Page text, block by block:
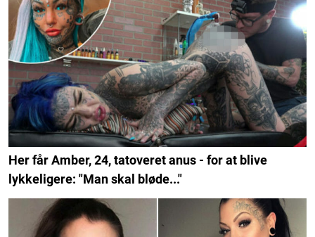
Her får Amber, 24, tatoveret anus - for at blive
lykkeligere: "Man skal bløde..."